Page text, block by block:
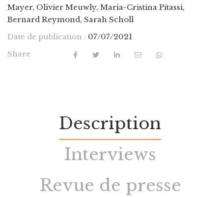
Mayer, Olivier Meuwly, Maria-Cristina Pitassi,
Bernard Reymond, Sarah Scholl
Date de publication : 07/07/2021
Share
Description
Interviews
Revue de presse